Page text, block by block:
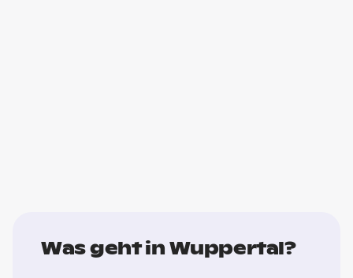
Was geht in Wuppertal?